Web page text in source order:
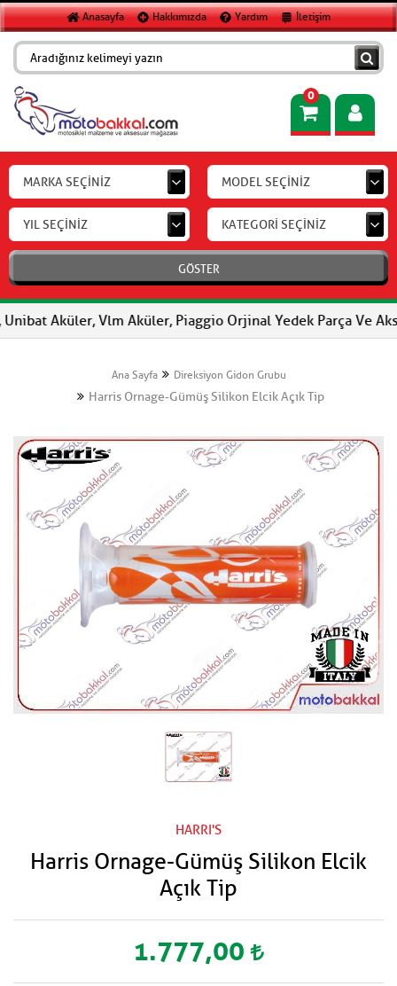
Anasayfa Hakkımızda Yardım İletişim
0
MARKA SEÇİNİZ MODEL SEÇİNİZ
YIL SEÇİNİZ KATEGORİ SEÇİNİZ
GÖSTER
Aküler, Vlm Aküler, Piaggio Orjinal Yedek Parça Ve
Ana Sayfa Direksiyon Gidon Grubu
Harris Ornage-Gümüş Silikon Elcik Açık Tip
HARRI'S
Harris Ornage-Gümüş Silikon Elcik
Açık Tip
1.777,00